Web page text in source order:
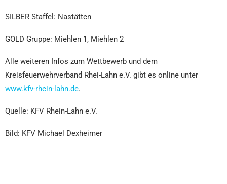
SILBER Staffel: Nastätten
GOLD Gruppe: Miehlen 1, Miehlen 2
Alle weiteren Infos zum Wettbewerb und dem
Kreisfeuerwehrverband Rhei-Lahn e.V. gibt es online unter
www.kfv-rhein-lahn.de.
Quelle: KFV Rhein-Lahn e.V.
Bild: KFV Michael Dexheimer